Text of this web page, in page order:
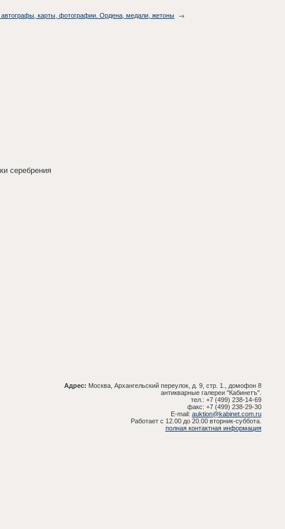
автографы, карты, фотографии. Ордена, медали, жетоны
серебрения
Адрес: Москва, Архангельский переулок, д. 9, стр. 1., домофон 8
антикварные галереи "Кабинетъ".
тел.: +7 (499) 238-14-69
факс: +7 (499) 238-29-30
E-mail: auktion@kabinet.com.ru
Работает с 12.00 до 20.00 вторник-суббота.
полная контактная информация